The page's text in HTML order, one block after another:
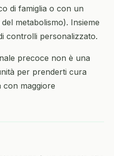
di famiglia o con un
metabolismo). Insieme
controlli personalizzato.
precoce non è una
per prenderti cura
con maggiore